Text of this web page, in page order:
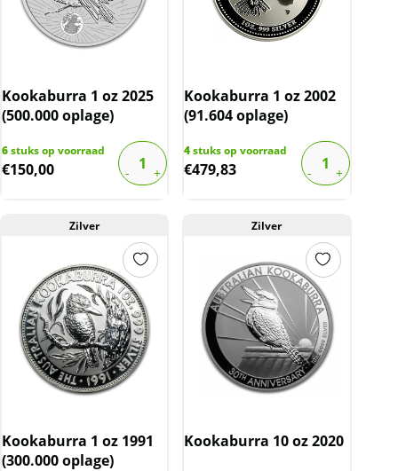
Kookaburra 1 oz 2025
(500.000 oplage)
6stuks op voorraad
€150,00
Kookaburra 1 oz 2002
(91.604 oplage)
4stuks op voorraad
€479,83
Zilver
Kookaburra 1 oz 1991
(300.000 oplage)
Zilver
Kookaburra 10 oz 2020